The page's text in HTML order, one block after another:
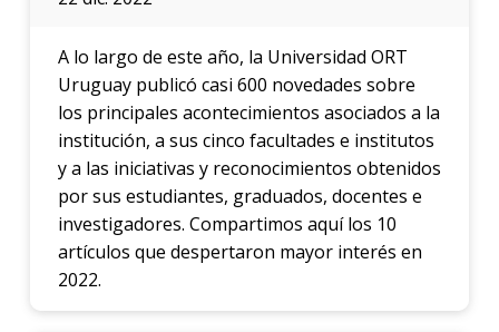
A lo largo de este año, la Universidad ORT
Uruguay publicó casi 600 novedades sobre
los principales acontecimientos asociados a la
institución, a sus cinco facultades e institutos
y a las iniciativas y reconocimientos obtenidos
por sus estudiantes, graduados, docentes e
investigadores. Compartimos aquí los 10
artículos que despertaron mayor interés en
2022.